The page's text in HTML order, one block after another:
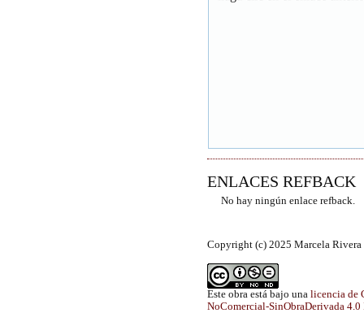
ENLACES REFBACK
No hay ningún enlace refback.
Copyright (c) 2025 Marcela
Este obra está bajo una licencia de
NoComercial-SinObraDerivada